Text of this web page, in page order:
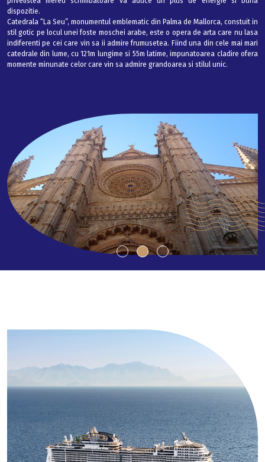
dispozitie.
Catedrala “La Seu”, monumentul emblematic din Palma de Mallorca, constuit in
stil gotic pe locul unei foste moschei arabe, este o opera de arta care nu lasa
indiferenti pe cei care vin sa ii admire frumusetea. Fiind una din cele mai mari
catedrale din lume, cu 121m lungime si 55m latime, impunatoarea cladire ofera
momente minunate celor care vin sa admire grandoarea si stilul unic.